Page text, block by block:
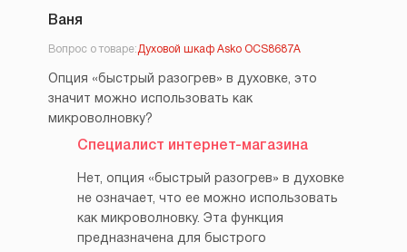
Ваня
Вопрос о товаре:Духовой шкаф Asko OCS8687A
Опция «быстрый разогрев» в духовке, это
значит можно использовать как
микроволновку?
Специалист интернет-магазина
Нет, опция «быстрый разогрев» в духовке
не означает, что ее можно использовать
как микроволновку. Эта функция
предназначена для быстрого